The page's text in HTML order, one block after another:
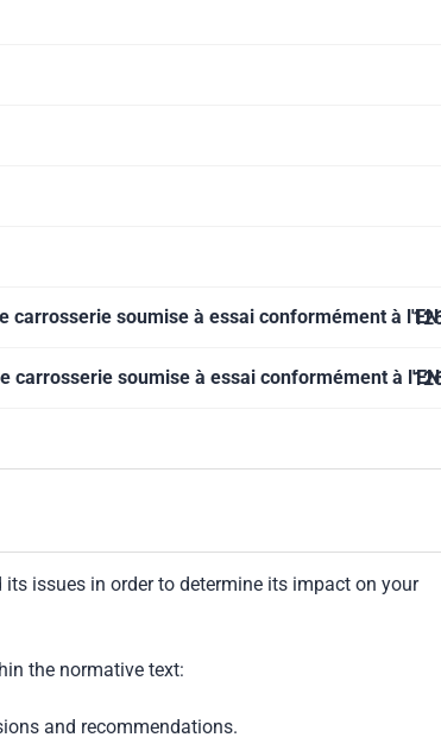
carrosserie soumise à essai conformément à l'EN
carrosserie soumise à essai conformément à l'EN
issues in order to determine its impact on your
the normative text:
and recommendations.